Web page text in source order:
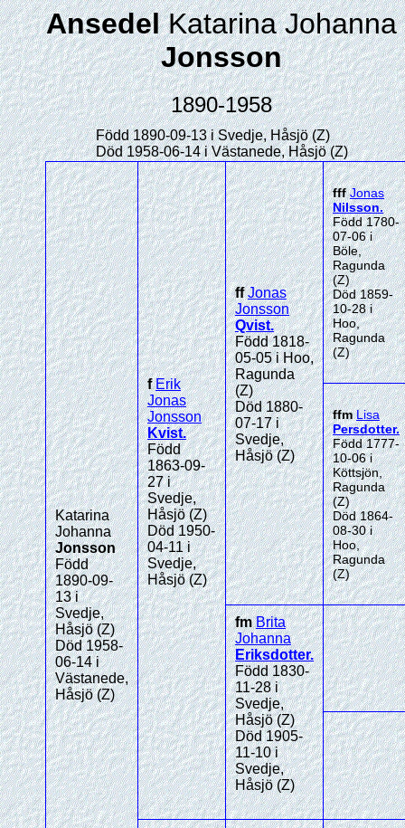
AnsedelKatarina Johanna
Jonsson
1890-1958
Född 1890-09-13 i Svedje, Håsjö (Z)
Död 1958-06-14 i Västanede, Håsjö (Z)
Katarina
Johanna
Jonsson
Född
1890-09-
13 i
Svedje,
Håsjö (Z)
Död 1958-
06-14 i
Västanede,
Håsjö (Z)
fErik
Jonas
Jonsson
Kvist.
Född
1863-09-
27 i
Svedje,
Håsjö (Z)
Död 1950-
04-11 i
Svedje,
Håsjö (Z)
ffJonas
Jonsson
Qvist.
Född 1818-
05-05 i Hoo,
Ragunda
(Z)
Död 1880-
07-17 i
Svedje,
Håsjö (Z)
fffJonas
Nilsson.
Född 1780-
07-06 i
Böle,
Ragunda
(Z)
Död 1859-
10-28 i
Hoo,
Ragunda
(Z)
ffmLisa
Persdotter.
Född 1777-
10-06 i
Köttsjön,
Ragunda
(Z)
Död 1864-
08-30 i
Hoo,
Ragunda
(Z)
fmBrita
Johanna
Eriksdotter.
Född 1830-
11-28 i
Svedje,
Håsjö (Z)
Död 1905-
11-10 i
Svedje,
Håsjö (Z)